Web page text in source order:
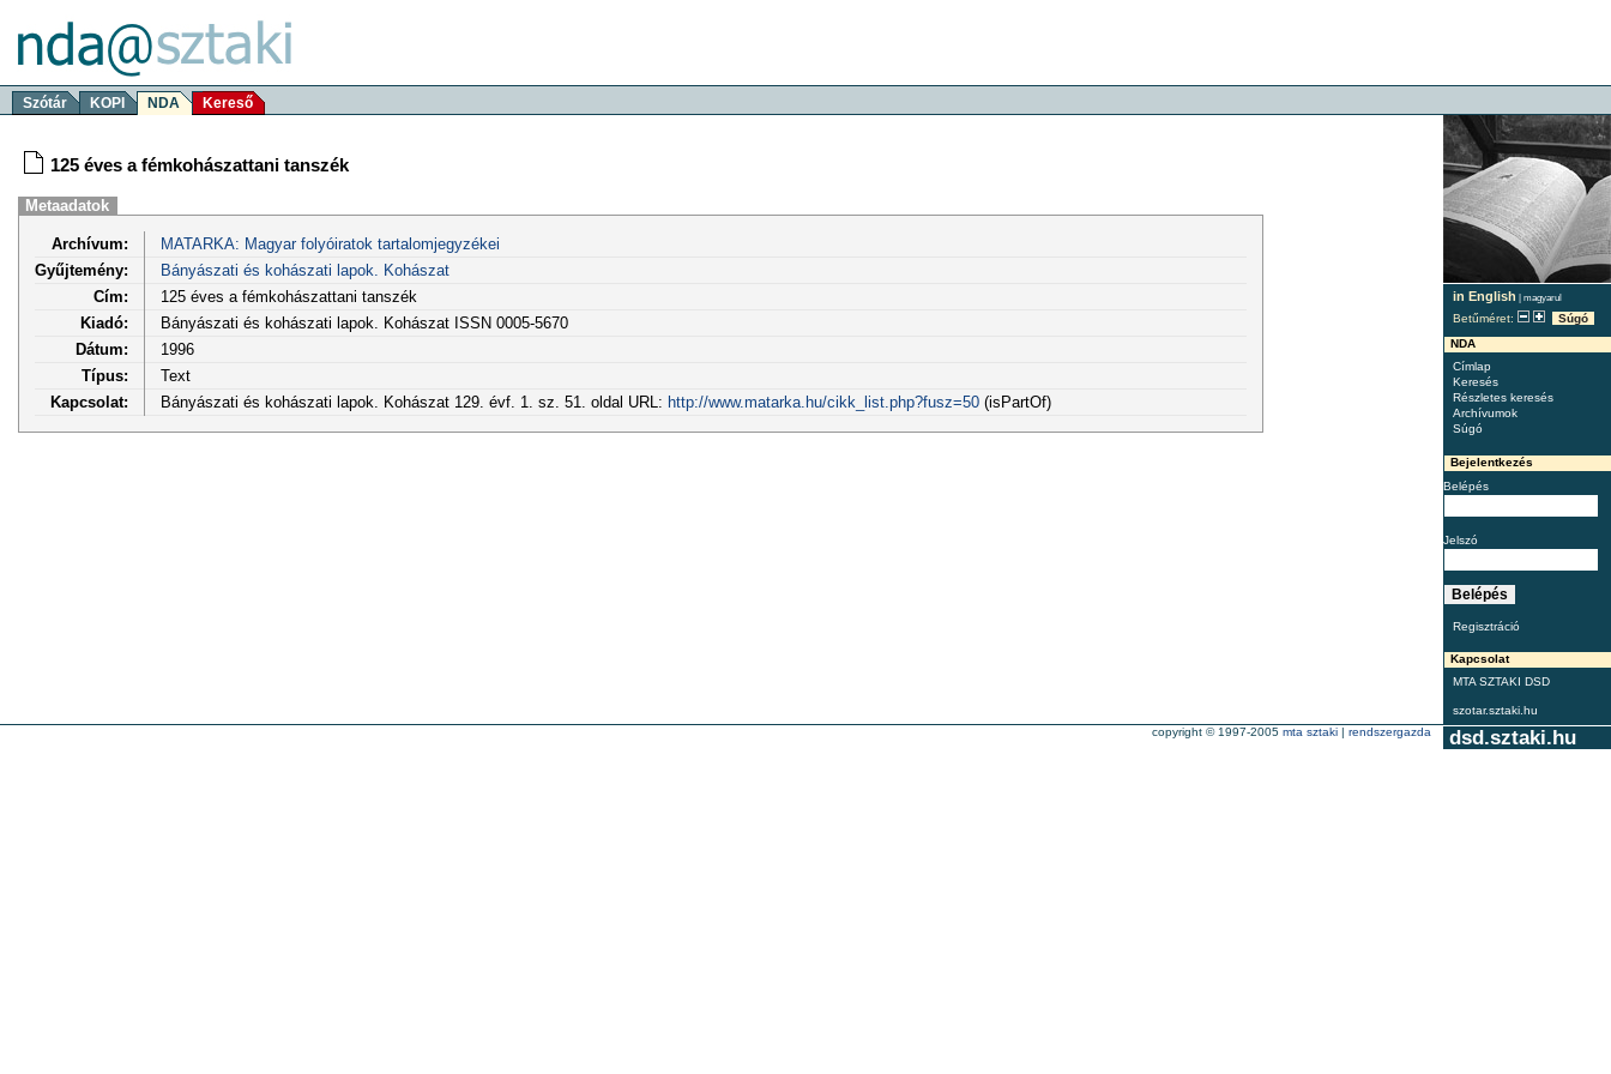
Szótár KOPI NDA Kereső
in English | magyarul
Betűméret:
Súgó
NDA
Címlap
Keresés
Részletes keresés
Archívumok
Súgó
Bejelentkezés
Belépés
Jelszó
Regisztráció
Kapcsolat
MTA SZTAKI DSD
szotar.sztaki.hu
125 éves a fémkohászattani tanszék
Metaadatok
Archívum:
MATARKA: Magyar folyóiratok tartalomjegyzékei
Gyűjtemény:
Bányászati és kohászati lapok. Kohászat
Cím:
125 éves a fémkohászattani tanszék
Kiadó:
Bányászati és kohászati lapok. Kohászat ISSN 0005-5670
Dátum:
1996
Típus:
Text
Kapcsolat:
Bányászati és kohászati lapok. Kohászat 129. évf. 1. sz. 51. oldal URL: http://www.matarka.hu/cikk_list.php?fusz=50(isPartOf)
dsd.sztaki.hu
copyright © 1997-2005 mta sztaki | rendszergazda